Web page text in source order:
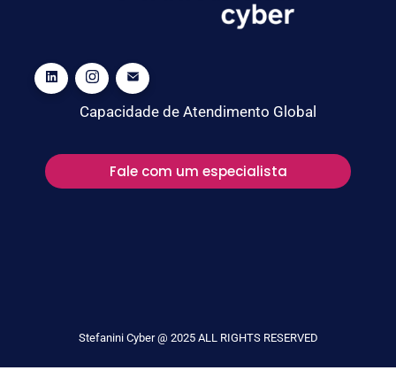
Capacidade de Atendimento Global
Fale com um especialista
Stefanini Cyber @ 2025 ALL RIGHTS RESERVED